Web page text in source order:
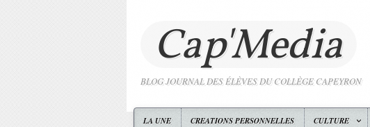
Cap'Media
BLOG JOURNAL DES ÉLÈVES DU COLLÈGE CAPEYRON
LA UNE CREATIONS PERSONNELLES CULTURE